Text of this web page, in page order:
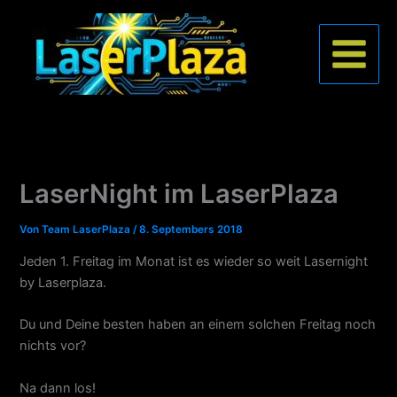
springen
LaserNight im LaserPlaza
VonTeam LaserPlaza/8. Septembers 2018
Jeden 1. Freitag im Monat ist es wieder so weit Lasernight
by Laserplaza.
Du und Deine besten haben an einem solchen Freitag noch
nichts vor?
Na dann los!